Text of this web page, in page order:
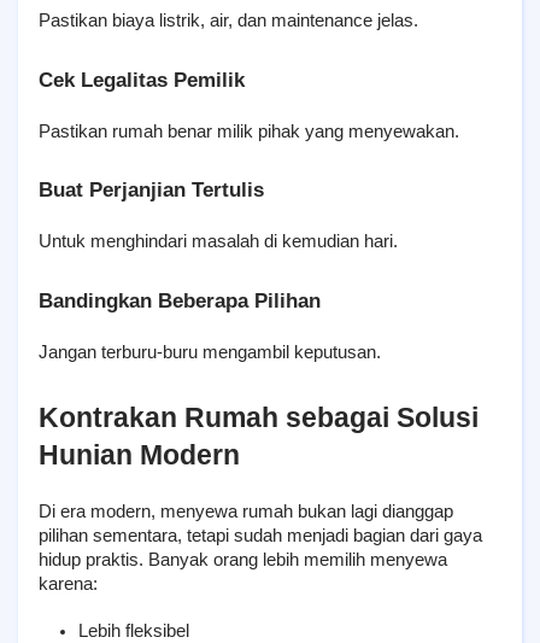
Pastikan biaya listrik, air, dan maintenance jelas.
Cek Legalitas Pemilik
Pastikan rumah benar milik pihak yang menyewakan.
Buat Perjanjian Tertulis
Untuk menghindari masalah di kemudian hari.
Bandingkan Beberapa Pilihan
Jangan terburu-buru mengambil keputusan.
Kontrakan Rumah sebagai Solusi
Hunian Modern
Di era modern, menyewa rumah bukan lagi dianggap
pilihan sementara, tetapi sudah menjadi bagian dari gaya
hidup praktis. Banyak orang lebih memilih menyewa
karena:
Lebih fleksibel